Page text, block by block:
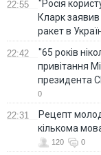
22:55
"Росія
Кларк
ракет в
22:42
"65 років
привітання
президента
0
22:31
Рецепт
кількома
120 0